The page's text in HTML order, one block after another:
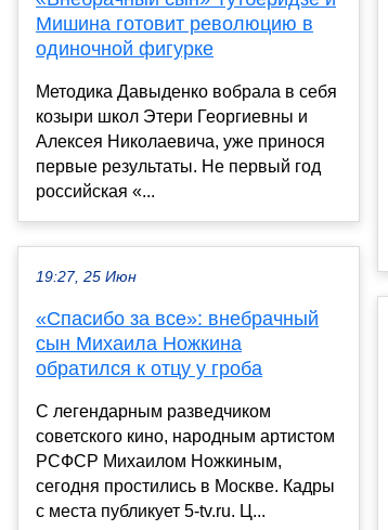
Мишина готовит революцию в
одиночной фигурке
Методика Давыденко вобрала в себя
козыри школ Этери Георгиевны и
Алексея Николаевича, уже принося
первые результаты. Не первый год
российская «...
19:27, 25 Июн
«Спасибо за все»: внебрачный
сын Михаила Ножкина
обратился к отцу у гроба
С легендарным разведчиком
советского кино, народным артистом
РСФСР Михаилом Ножкиным,
сегодня простились в Москве. Кадры
с места публикует 5-tv.ru. Ц...